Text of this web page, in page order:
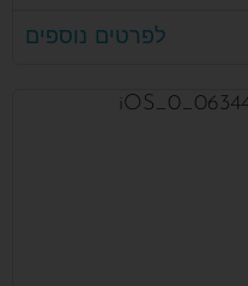
לפרטים נוספים